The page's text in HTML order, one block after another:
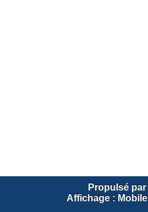
Propulsé par
Affichage : Mobile